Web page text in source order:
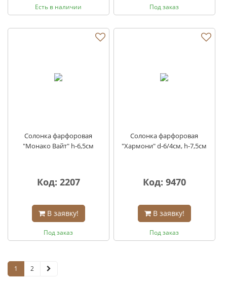
Есть в наличии Под заказ
Солонка фарфоровая
"Монако Вайт" h-6,5см
Код: 2207
В заявку!
Под заказ
Солонка фарфоровая
"Хармони" d-6/4см, h-7,5см
Код: 9470
В заявку!
Под заказ
1 2